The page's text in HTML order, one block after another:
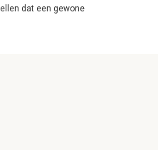
dat een gewone